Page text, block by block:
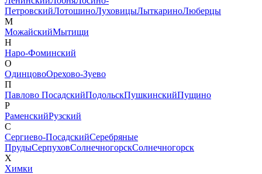
ПетровскийЛотошиноЛуховицыЛыткариноЛюберцы
М
МожайскийМытищи
Н
Наро-Фоминский
О
ОдинцовоОрехово-Зуево
П
Павлово ПосадскийПодольскПушкинскийПущино
Р
РаменскийРузский
С
Сергиево-ПосадскийСеребряные
ПрудыСерпуховСолнечногорскСолнечногорск
Х
Химки